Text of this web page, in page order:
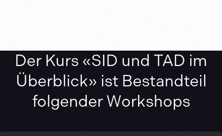
Der Kurs «SID und TAD im
Überblick» ist Bestandteil
folgender Workshops